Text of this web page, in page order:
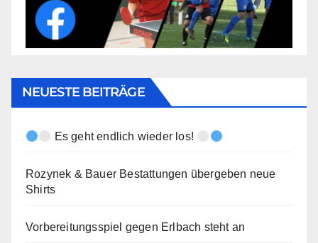
NEUESTE BEITRÄGE
Es geht endlich wieder los!
Rozynek & Bauer Bestattungen übergeben neue
Shirts
Vorbereitungsspiel gegen Erlbach steht an